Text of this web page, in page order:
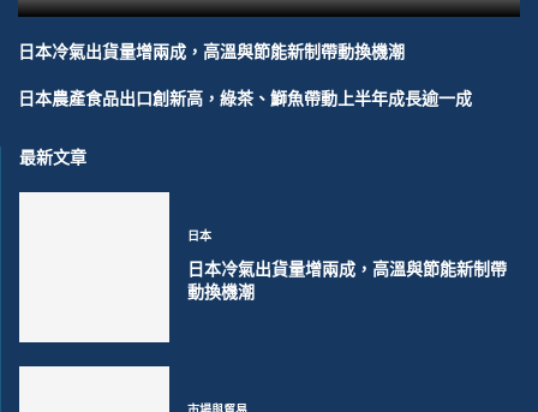
日本冷氣出貨量增兩成，高溫與節能新制帶動換機潮
日本農產食品出口創新高，綠茶、鰤魚帶動上半年成長逾一成
最新文章
日本
日本冷氣出貨量增兩成，高溫與節能新制帶
動換機潮